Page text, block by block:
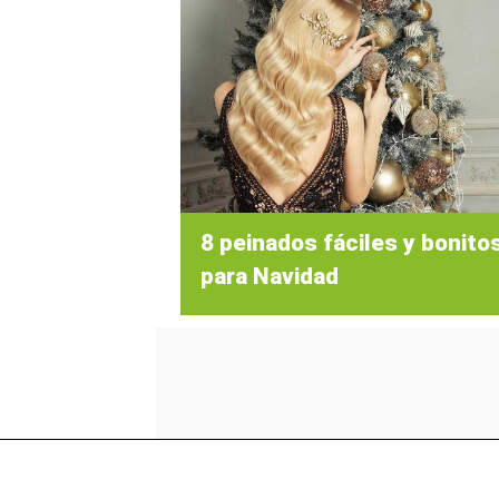
8 peinados fáciles y
para Navidad